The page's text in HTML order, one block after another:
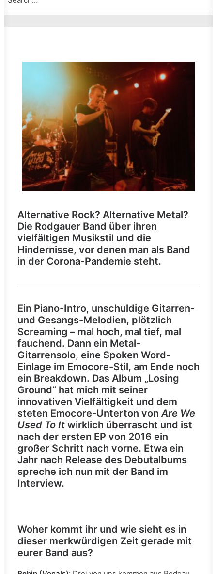
Alternative Rock? Alternative Metal?
Die Rodgauer Band über ihren
vielfältigen Musikstil und die
Hindernisse, vor denen man als Band
in der Corona-Pandemie steht.
Ein Piano-Intro, unschuldige Gitarren-
und Gesangs-Melodien, plötzlich
Screaming – mal hoch, mal tief, mal
fauchend. Dann ein Metal-
Gitarrensolo, eine Spoken Word-
Einlage im Emocore-Stil, am Ende noch
ein Breakdown. Das Album „Losing
Ground“ hat mich mit seiner
innovativen Vielfältigkeit und dem
steten Emocore-Unterton vonAre We
Used To It wirklich überrascht und ist
nach der ersten EP von 2016 ein
großer Schritt nach vorne. Etwa ein
Jahr nach Release des Debutalbums
spreche ich nun mit der Band im
Interview.
Woher kommt ihr und wie sieht es in
dieser merkwürdigen Zeit gerade mit
eurer Band aus?